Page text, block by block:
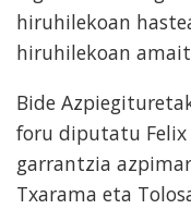
hiruhilekoan
hiruhilekoan
Bide
foru diputatu
garrantzia
Txarama eta